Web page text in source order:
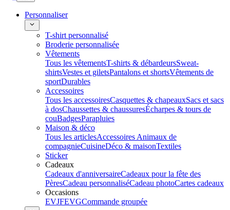
Personnaliser
T-shirt personnalisé
Broderie personnalisée
Vêtements
Tous les vêtementsT-shirts & débardeursSweat-
shirtsVestes et giletsPantalons et shortsVêtements de
sportDurables
Accessoires
Tous les accessoiresCasquettes & chapeauxSacs et sacs
à dosChaussettes & chaussuresÉcharpes & tours de
couBadgesParapluies
Maison & déco
Tous les articlesAccessoires Animaux de
compagnieCuisineDéco & maisonTextiles
Sticker
Cadeaux
Cadeaux d'anniversaireCadeaux pour la fête des
PèresCadeau personnaliséCadeau photoCartes cadeaux
Occasions
EVJFEVGCommande groupée